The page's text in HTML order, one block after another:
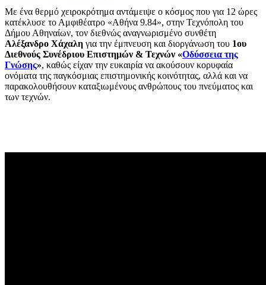
Με ένα θερμό χειροκρότημα αντάμειψε ο κόσμος που για 12 ώρες
κατέκλυσε το Αμφιθέατρο «Αθήνα 9.84», στην Τεχνόπολη του
Δήμου Αθηναίων, τον διεθνώς αναγνωρισμένο συνθέτη
Αλέξανδρο Χάχαλη για την έμπνευση και διοργάνωση του 1ου
Διεθνούς Συνέδριου Επιστημών & Τεχνών «Οδύσσεια της
Γνώσης», καθώς είχαν την ευκαιρία να ακούσουν κορυφαία
ονόματα της παγκόσμιας επιστημονικής κοινότητας, αλλά και να
παρακολουθήσουν καταξιωμένους ανθρώπους του πνεύματος και
των τεχνών.